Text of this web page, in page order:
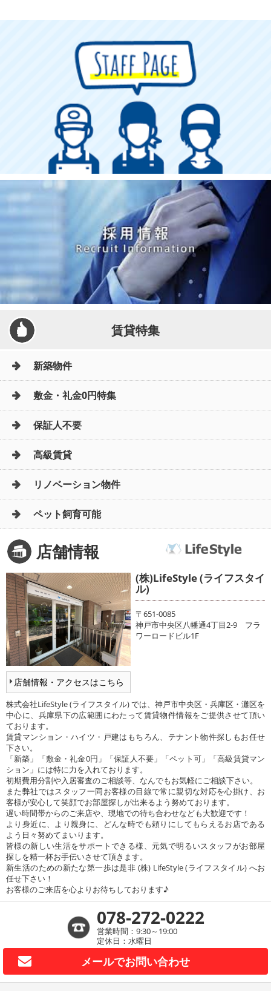
賃貸特集
新築物件
敷金・礼金0円特集
保証人不要
高級賃貸
リノベーション物件
ペット飼育可能
店舗情報
店舗情報・アクセスはこちら
(株)LifeStyle (ライフスタイ
ル)
〒651-0085
神戸市中央区八幡通4丁目2-9 フラ
ワーロードビル1F
株式会社LifeStyle (ライフスタイル) では、神戸市中央区・兵庫区・灘区を
中心に、兵庫県下の広範囲にわたって賃貸物件情報をご提供させて頂い
ております。
賃貸マンション・ハイツ・戸建はもちろん、テナント物件探しもお任せ
下さい。
「新築」「敷金・礼金0円」「保証人不要」「ペット可」「高級賃貸マン
ション」には特に力を入れております。
初期費用分割や入居審査のご相談等、なんでもお気軽にご相談下さい。
また弊社ではスタッフ一同お客様の目線で常に親切な対応を心掛け、お
客様が安心して笑顔でお部屋探しが出来るよう努めております。
遅い時間帯からのご来店や、現地での待ち合わせなども大歓迎です！
より身近に、より親身に、どんな時でも頼りにしてもらえるお店である
よう日々努めてまいります。
皆様の新しい生活をサポートできる様、元気で明るいスタッフがお部屋
探しを精一杯お手伝いさせて頂きます。
新生活のための新たな第一歩は是非 (株) LifeStyle (ライフスタイル) へお
任せ下さい！
お客様のご来店を心よりお待ちしております♪
078-272-0222
営業時間：9:30～19:00
定休日：水曜日
メールでお問い合わせ